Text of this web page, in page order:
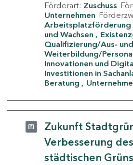
Förderart: Zuschuss
Unternehmen
Arbeitsplatzförderung
und Wachsen
Qualifizierung/Aus- und
Weiterbildung/
Innovationen und
Investitionen in
Beratung
Zukunft
Verbesserung des
städtischen